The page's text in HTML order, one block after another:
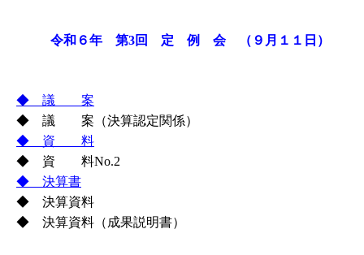
令和６年 第3回 定 例 会 （９月１１日）
◆ 議 案
◆ 議 案（決算認定関係）
◆ 資 料
◆ 資 料No.2
◆ 決算書
◆ 決算資料
◆ 決算資料（成果説明書）